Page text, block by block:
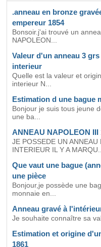
.anneau en bronze
empereur 1854
Bonsoir.j'ai trouvé un
NAPOLEON...
Valeur d'un anneau 3
interieur
Quelle est la valeur et
interieur N...
Estimation d une bague
Bonjour je suis tous jeune
une ba...
ANNEAU NAPOLEON III
JE POSSEDE UN ANNEAU
INTERIEUR IL Y A MARQU...
Que vaut une bague
une pièce
Bonjour,je possède une
monnaie en...
Anneau gravé à
Je souhaite connaître sa
Estimation et origine
1861